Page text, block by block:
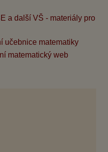
a další VŠ - materiály pro
učebnice matematiky
matematický web